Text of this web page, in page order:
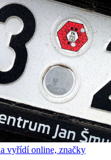
vyřídí online, značky